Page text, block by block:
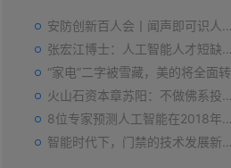
安防创新百人会丨闻声即可识人，虚拟诈骗的克星——声纹识别
张宏江博士：人工智能人才短缺是世界性问题
“家电”二字被雪藏，美的将全面转型智能制造？
火山石资本章苏阳：不做佛系投资人，为企业价值战斗到底
8位专家预测人工智能在2018年对我们的影响
智能时代下，门禁的技术发展新趋势